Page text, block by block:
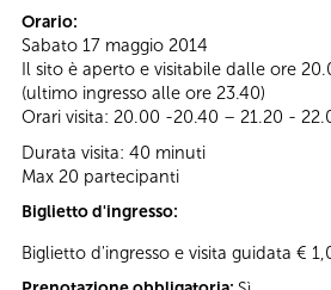
Orario:
Sabato 17 maggio 2014
Il sito è aperto e visitabile dalle ore
(ultimo ingresso alle ore 23.40)
Orari visita: 20.00 -20.40 – 21.20 -
Durata visita: 40 minuti
Max 20 partecipanti
Biglietto d'ingresso:
Biglietto d'ingresso e visita guidata €